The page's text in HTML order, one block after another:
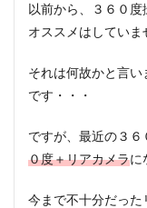
以前から、３６０
オススメはしていま
それは何故かと言
です・・・
ですが、最近の３６
０度＋リアカメラに
今まで不十分だった